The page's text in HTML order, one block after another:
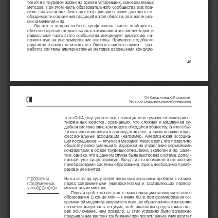
49
товится к трудовой жизни на основе устаревших, консервативных
методов. При этом часть образовательного сообщества (как пра-
вило, составляющая большинство) приводит веские доводы о не-
обходимости сохранения традиций в этой области, опасности рез-
ких изменений и пр.
Однако  в  недрах  любого  профессионального  сообщества
обычно вызревает недовольство сложившимся положением дел, и
радикальная часть этого сообщества инициирует дискуссию, на-
правленную на реформирование системы. Примеров подобного
рода можно привести множество. Один из наиболее ярких — раз-
работка системы альтернативных методов разрешения конфлик-
Г.Н. Константинов, С.Р. Филонович
Что такое предпринимательский университет
тов в США, осуществленная по инициативе гуманистически ориен-
тированных юристов, осознавших, что сложная и медленная су-
дебная система слишком дорого обходится обществу. В итоге бы-
ли внесены изменения в законодательство, а также возникли про-
фессиональные ассоциации (например, Американская ассоциа-
ция посредников — American Mediation Association), что позволило
обществу резко уменьшить издержки на управление серьезными
конфликтами в сфере трудовых отношений, экологии и пр. Заме-
тим, однако, что в данном случае была выстроена система, допол-
няющая уже существующую. Вряд ли это возможно в отношении
преобразования системы образования. Здесь необходимо преоб-
разование изнутри.
На наш взгляд, существует несколько серьезных проблем, стоящих
перед  современными  университетами  и  заставляющих  переос-
мысливать их миссию.
Первая проблема состоит в «массовизации» университетского
образования. В конце XVIII — начале XIX в. при формировании со-
временной модели университета высшее образование охватывало
незначительную часть социума, и обладание им представляло ско-
рее исключение, чем правило. В этих условиях было возможно
предъявление жестких требований при поступлении в университет
Проблемы
современных
университетов